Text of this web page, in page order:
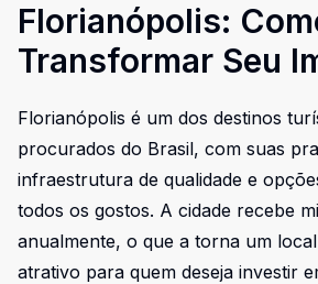
Florianópolis:
Transformar Seu
um Sucesso de
Temporada
Florianópolis é um dos destinos
procurados do Brasil, com suas
infraestrutura de qualidade e
todos os gostos. A cidade recebe
anualmente, o que a torna um
atrativo para quem deseja investir